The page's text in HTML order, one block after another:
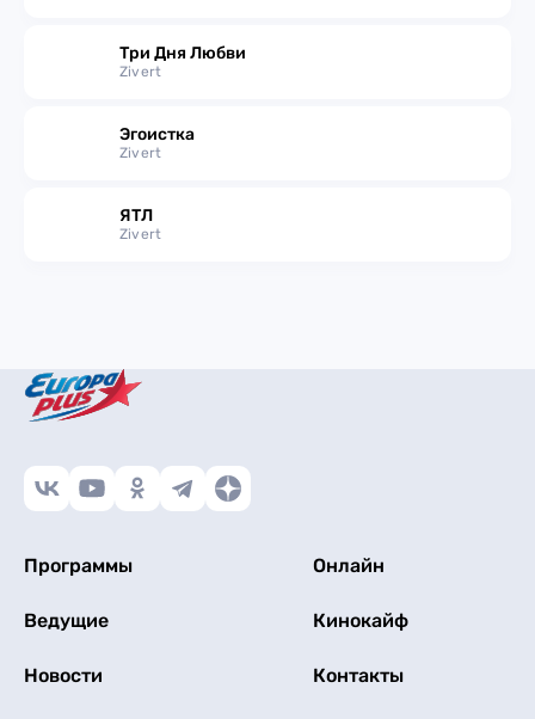
Три Дня Любви
Zivert
Эгоистка
Zivert
ЯТЛ
Zivert
Программы Онлайн
Ведущие Кинокайф
Новости Контакты